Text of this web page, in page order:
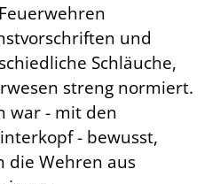
und
Schläuche,
streng normiert.
war - mit den
- bewusst,
die Wehren aus